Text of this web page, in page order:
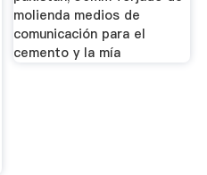
molienda medios de
comunicación para el
cemento y la mía